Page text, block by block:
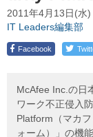
2011年4月13日(水)
IT Leaders編集部
Facebook
McAfee Inc.の日
ワーク不正侵入
Platform（マカ
ォーム）」の機